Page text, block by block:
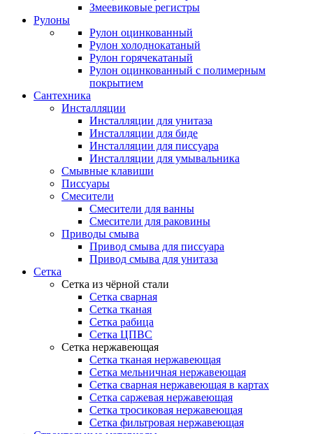
Змеевиковые регистры
Рулоны
Рулон оцинкованный
Рулон холоднокатаный
Рулон горячекатаный
Рулон оцинкованный с полимерным
покрытием
Сантехника
Инсталляции
Инсталляции для унитаза
Инсталляции для биде
Инсталляции для писсуара
Инсталляции для умывальника
Смывные клавиши
Писсуары
Смесители
Смесители для ванны
Смесители для раковины
Приводы смыва
Привод смыва для писсуара
Привод смыва для унитаза
Сетка
Сетка из чёрной стали
Сетка сварная
Сетка тканая
Сетка рабица
Сетка ЦПВС
Сетка нержавеющая
Сетка тканая нержавеющая
Сетка мельничная нержавеющая
Сетка сварная нержавеющая в картах
Сетка саржевая нержавеющая
Сетка тросиковая нержавеющая
Сетка фильтровая нержавеющая